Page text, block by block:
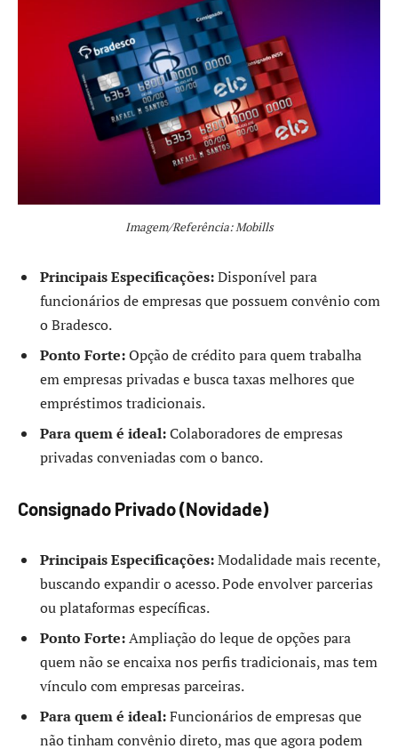
Imagem/Referência: Mobills
Principais Especificações:Disponível para
funcionários de empresas que possuem convênio com
o Bradesco.
Ponto Forte:Opção de crédito para quem trabalha
em empresas privadas e busca taxas melhores que
empréstimos tradicionais.
Para quem é ideal:Colaboradores de empresas
privadas conveniadas com o banco.
Consignado Privado (Novidade)
Principais Especificações:Modalidade mais recente,
buscando expandir o acesso. Pode envolver parcerias
ou plataformas específicas.
Ponto Forte:Ampliação do leque de opções para
quem não se encaixa nos perfis tradicionais, mas tem
vínculo com empresas parceiras.
Para quem é ideal:Funcionários de empresas que
não tinham convênio direto, mas que agora podem